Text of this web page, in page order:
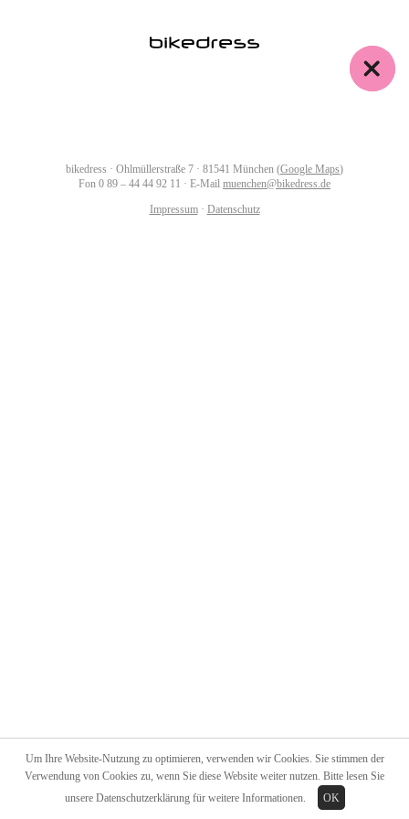
Um Ihre Website-Nutzung zu optimieren, verwenden wir Cookies. Sie stimmen der
Verwendung von Cookies zu, wenn Sie diese Website weiter nutzen. Bitte lesen Sie
unsere Datenschutzerklärungfür weitere Informationen. OK
bikedress · Ohlmüllerstraße 7 · 81541 München (Google Maps)
Fon 0 89 – 44 44 92 11 · E-Mail muenchen@bikedress.de
Impressum· Datenschutz